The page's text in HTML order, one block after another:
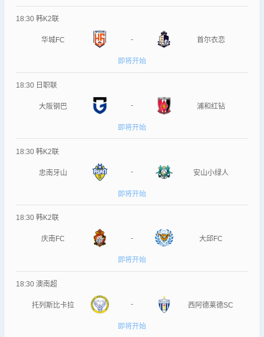
18:30 韩K2联
华城FC - 首尔衣恋
即将开始
18:30 日职联
大阪钢巴 - 浦和红钻
即将开始
18:30 韩K2联
忠南牙山 - 安山小绿人
即将开始
18:30 韩K2联
庆南FC - 大邱FC
即将开始
18:30 澳南超
托列斯比卡拉 - 西阿德莱德SC
即将开始